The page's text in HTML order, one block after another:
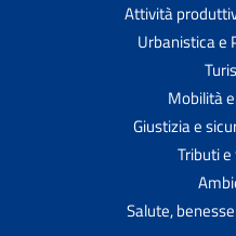
Attività
Urbanistica e
Mobilità
Giustizia e
Tributi
Salute,